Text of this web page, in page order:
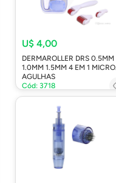
U$ 4,00
DERMAROLLER DRS 0.5MM
1.0MM 1.5MM 4 EM 1 MICRO
AGULHAS
Cód: 3718